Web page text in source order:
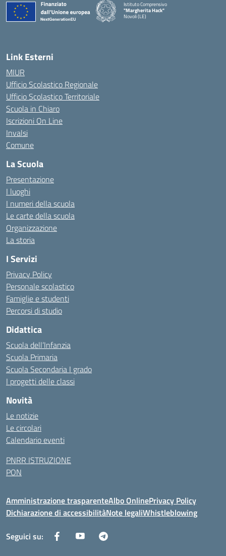
Istituto Comprensivo
"Margherita Hack"
Novoli (LE)
Link Esterni
MIUR
Ufficio Scolastico Regionale
Ufficio Scolastico Territoriale
Scuola in Chiaro
Iscrizioni On Line
Invalsi
Comune
La Scuola
Presentazione
I luoghi
I numeri della scuola
Le carte della scuola
Organizzazione
La storia
I Servizi
Privacy Policy
Personale scolastico
Famiglie e studenti
Percorsi di studio
Didattica
Scuola dell’Infanzia
Scuola Primaria
Scuola Secondaria I grado
I progetti delle classi
Novità
Le notizie
Le circolari
Calendario eventi
PNRR ISTRUZIONE
PON
Amministrazione trasparenteAlbo OnlinePrivacy Policy
Dichiarazione di accessibilitàNote legaliWhistleblowing
Seguici su: